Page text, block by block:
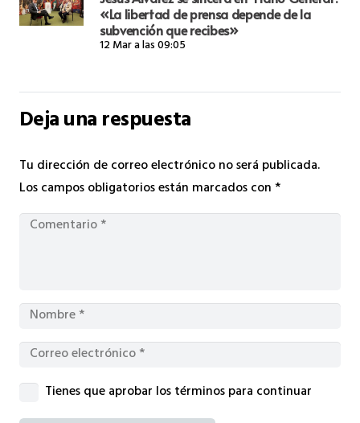
«La libertad de prensa depende de la
subvención que recibes»
12 Mar a las 09:05
Deja una respuesta
Tu dirección de correo electrónico no será publicada.
Los campos obligatorios están marcados con*
Tienes que aprobar los términos para continuar